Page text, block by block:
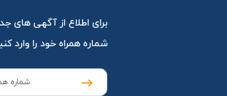
برای اطلاع از آگهی های
شماره همراه خود را وارد